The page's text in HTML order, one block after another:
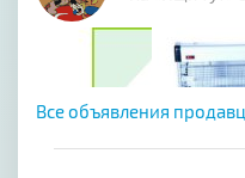
Все объявления